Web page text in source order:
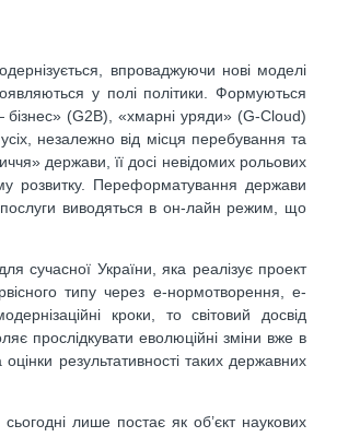
впроваджуючи нові моделі
у полі політики. Формуються
(G2B), «хмарні уряди» (G-Cloud)
незалежно від місця перебування та
держави, її досі невідомих рольових
розвитку. Переформатування держави
виводяться в он-лайн режим, що
сучасної України, яка реалізує проект
типу через е-нормотворення, е-
кроки, то світовий досвід
прослідкувати еволюційні зміни вже в
результативності таких державних
лише постає як об’єкт наукових